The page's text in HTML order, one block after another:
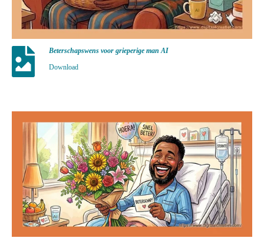
Beterschapswens voor grieperige man AI
Download